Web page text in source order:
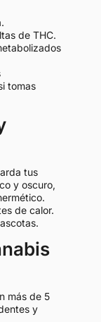
de THC.
tomas
tus
y oscuro,
de calor.
más de 5
y